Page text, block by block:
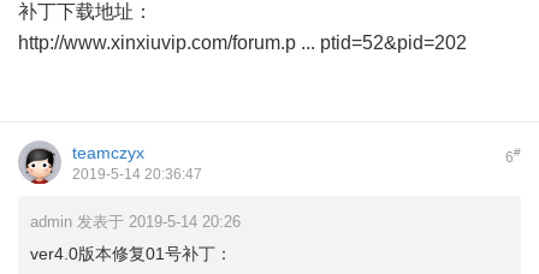
补丁下载地址：
http://www.xinxiuvip.com/forum.p ... ptid=52&pid=202
6#
teamczyx
2019-5-14 20:36:47
admin 发表于 2019-5-14 20:26
ver4.0版本修复01号补丁：